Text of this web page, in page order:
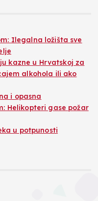
Ilegalna ložišta sve
kazne u Hrvatskoj za
alkohola ili ako
i opasna
Helikopteri gase požar
u potpunosti